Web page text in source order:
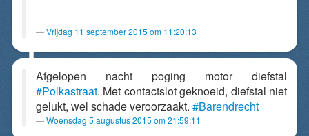
Vrijdag 11 september 2015 om 11:20:13
Afgelopen nacht poging motor diefstal
#Polkastraat. Met contactslot geknoeid, diefstal niet
gelukt, wel schade veroorzaakt. #Barendrecht
Woensdag 5 augustus 2015 om 21:59:11